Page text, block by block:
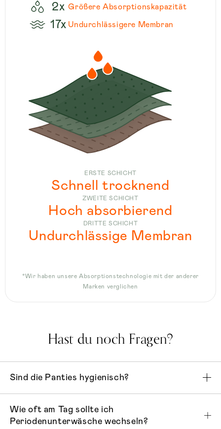
2x Größere Absorptionskapazität
17x Undurchlässigere Membran
ERSTE SCHICHT
Schnell trocknend
ZWEITE SCHICHT
Hoch absorbierend
DRITTE SCHICHT
Undurchlässige Membran
*Wir haben unsere Absorptionstechnologie mit der anderer
Marken verglichen
Hast du noch Fragen?
Sind die Panties hygienisch?
Wie oft am Tag sollte ich
Periodenunterwäsche wechseln?